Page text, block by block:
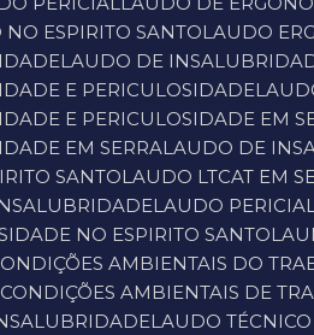
NO ESPIRITO SANTO LAUDO
LAUDO DE
E PERICULOSIDADE
E PERICULOSIDADE EM
EM SERRA LAUDO DE
SANTO LAUDO LTCAT EM
LAUDO
NO ESPIRITO SANTO
AMBIENTAIS DO
AMBIENTAIS DE
LAUDO